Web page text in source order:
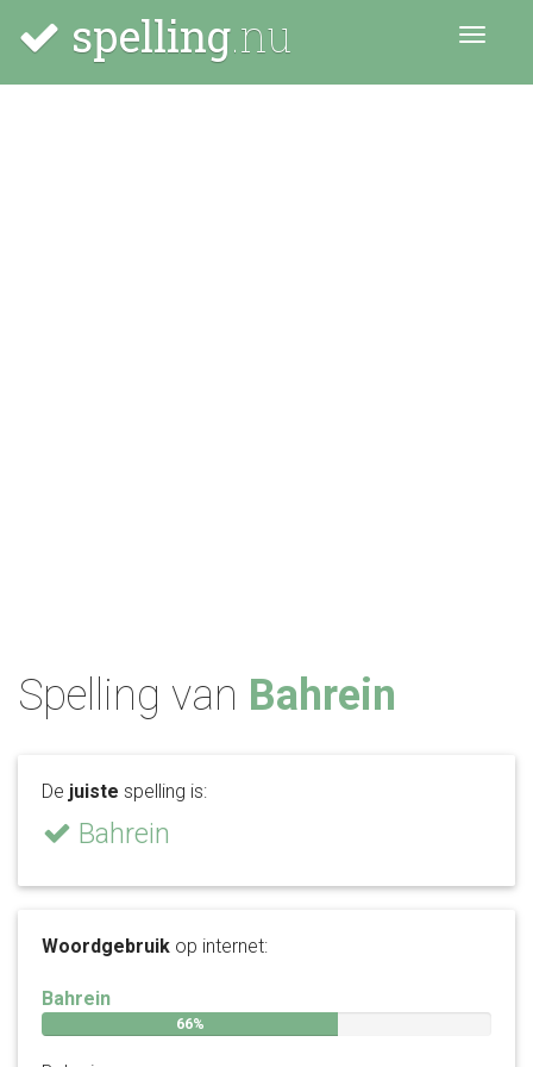
spelling.nu Menu
Spelling van Bahrein
De juiste spelling is:
Bahrein
Woordgebruik op internet:
Bahrein
66%